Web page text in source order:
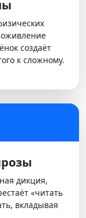
создаёт
к сложному.
дикция,
«читать
вкладывая